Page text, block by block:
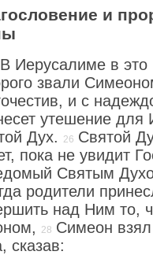
и
В Иерусалиме в
звали
и с
утешение
Дух.
Святой
пока не увидит
Святым
родители
над Ним то,
Симеон взял
сказав: